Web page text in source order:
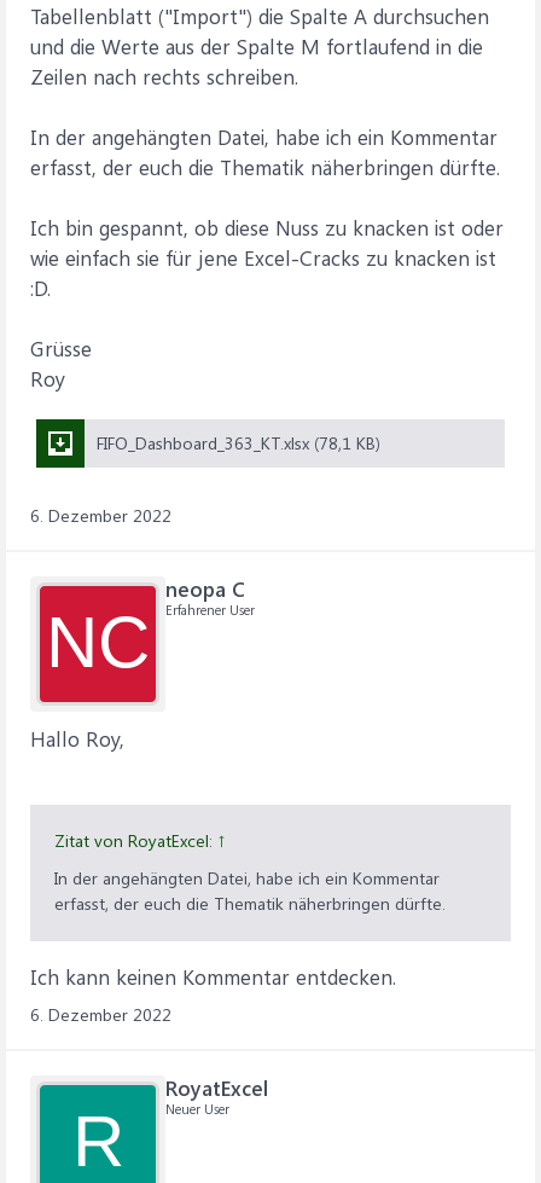
Tabellenblatt ("Import") die Spalte A durchsuchen
und die Werte aus der Spalte M fortlaufend in die
Zeilen nach rechts schreiben.
In der angehängten Datei, habe ich ein Kommentar
erfasst, der euch die Thematik näherbringen dürfte.
Ich bin gespannt, ob diese Nuss zu knacken ist oder
wie einfach sie für jene Excel-Cracks zu knacken ist
:D.
Grüsse
Roy
FIFO_Dashboard_363_KT.xlsx (78,1 KB)
6. Dezember 2022
NC
neopa C
Erfahrener User
Hallo Roy,
Zitat von RoyatExcel: ↑
In der angehängten Datei, habe ich ein Kommentar
erfasst, der euch die Thematik näherbringen dürfte.
Ich kann keinen Kommentar entdecken.
6. Dezember 2022
R
RoyatExcel
Neuer User